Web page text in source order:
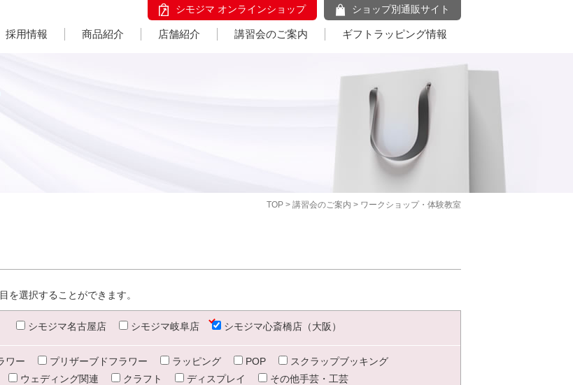
シモジマ オンラインショップ ショップ別通販サイト
採用情報 商品紹介 店舗紹介 講習会のご案内 ギフトラッピング情報
TOP > 講習会のご案内 > ワークショップ・体験教室
を選択することができます。
シモジマ名古屋店 シモジマ岐阜店 シモジマ心斎橋店（大阪）
ワー プリザーブドフラワー ラッピング POP
スクラップブッキング
ウェディング関連 クラフト ディスプレイ その他手芸・工芸